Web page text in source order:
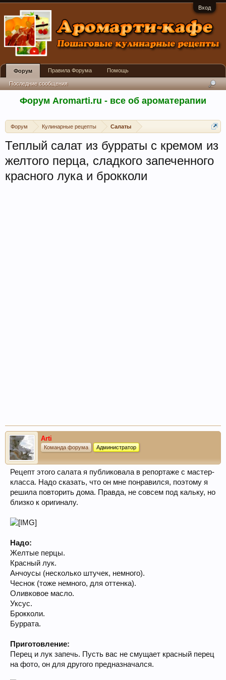
Вход
Форум Aromarti.ru - все об ароматерапии
Форум Кулинарные рецепты Салаты
Теплый салат из бурраты с кремом из
желтого перца, сладкого запеченного
красного лука и брокколи
Arti
Команда форума Администратор
Рецепт этого салата я публиковала в репортаже с мастер-
класса. Надо сказать, что он мне понравился, поэтому я
решила повторить дома. Правда, не совсем под кальку, но
близко к оригиналу.
Надо:
Желтые перцы.
Красный лук.
Анчоусы (несколько штучек, немного).
Чеснок (тоже немного, для оттенка).
Оливковое масло.
Уксус.
Брокколи.
Буррата.
Приготовление:
Перец и лук запечь. Пусть вас не смущает красный перец
на фото, он для другого предназначался.
Форум
Последние сообщения
Правила Форума Помощь